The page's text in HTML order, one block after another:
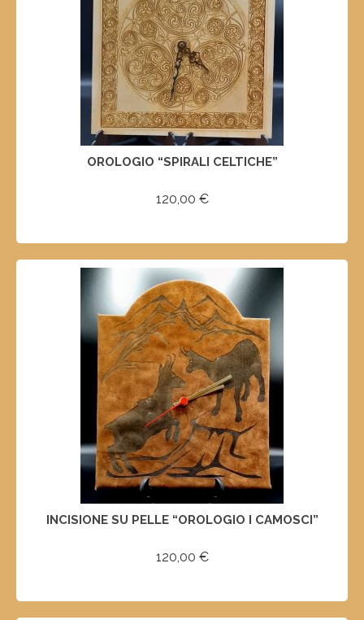
OROLOGIO “SPIRALI CELTICHE”
120,00 €
INCISIONE SU PELLE “OROLOGIO I CAMOSCI”
120,00 €